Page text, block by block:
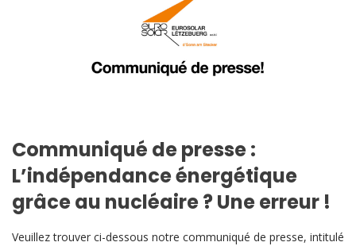
Communiqué de presse :
L’indépendance énergétique
grâce au nucléaire ? Une erreur !
Veuillez trouver ci-dessous notre communiqué de presse, intitulé